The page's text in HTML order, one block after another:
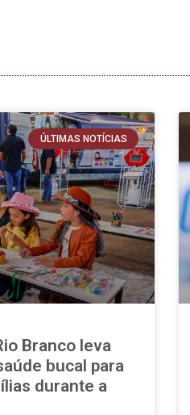
ÚLTIMAS NOTÍCIAS
Branco leva
bucal para
durante a